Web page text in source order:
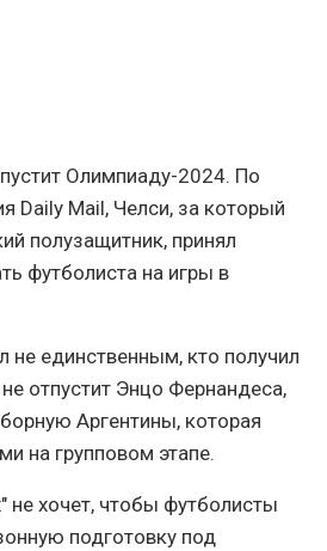
Олимпиаду-2024. По
Daily Mail, Челси, за который
полузащитник, принял
футболиста на игры в
не единственным, кто получил
отпустит Энцо Фернандеса,
Аргентины, которая
на групповом этапе.
не хочет, чтобы футболисты
подготовку под